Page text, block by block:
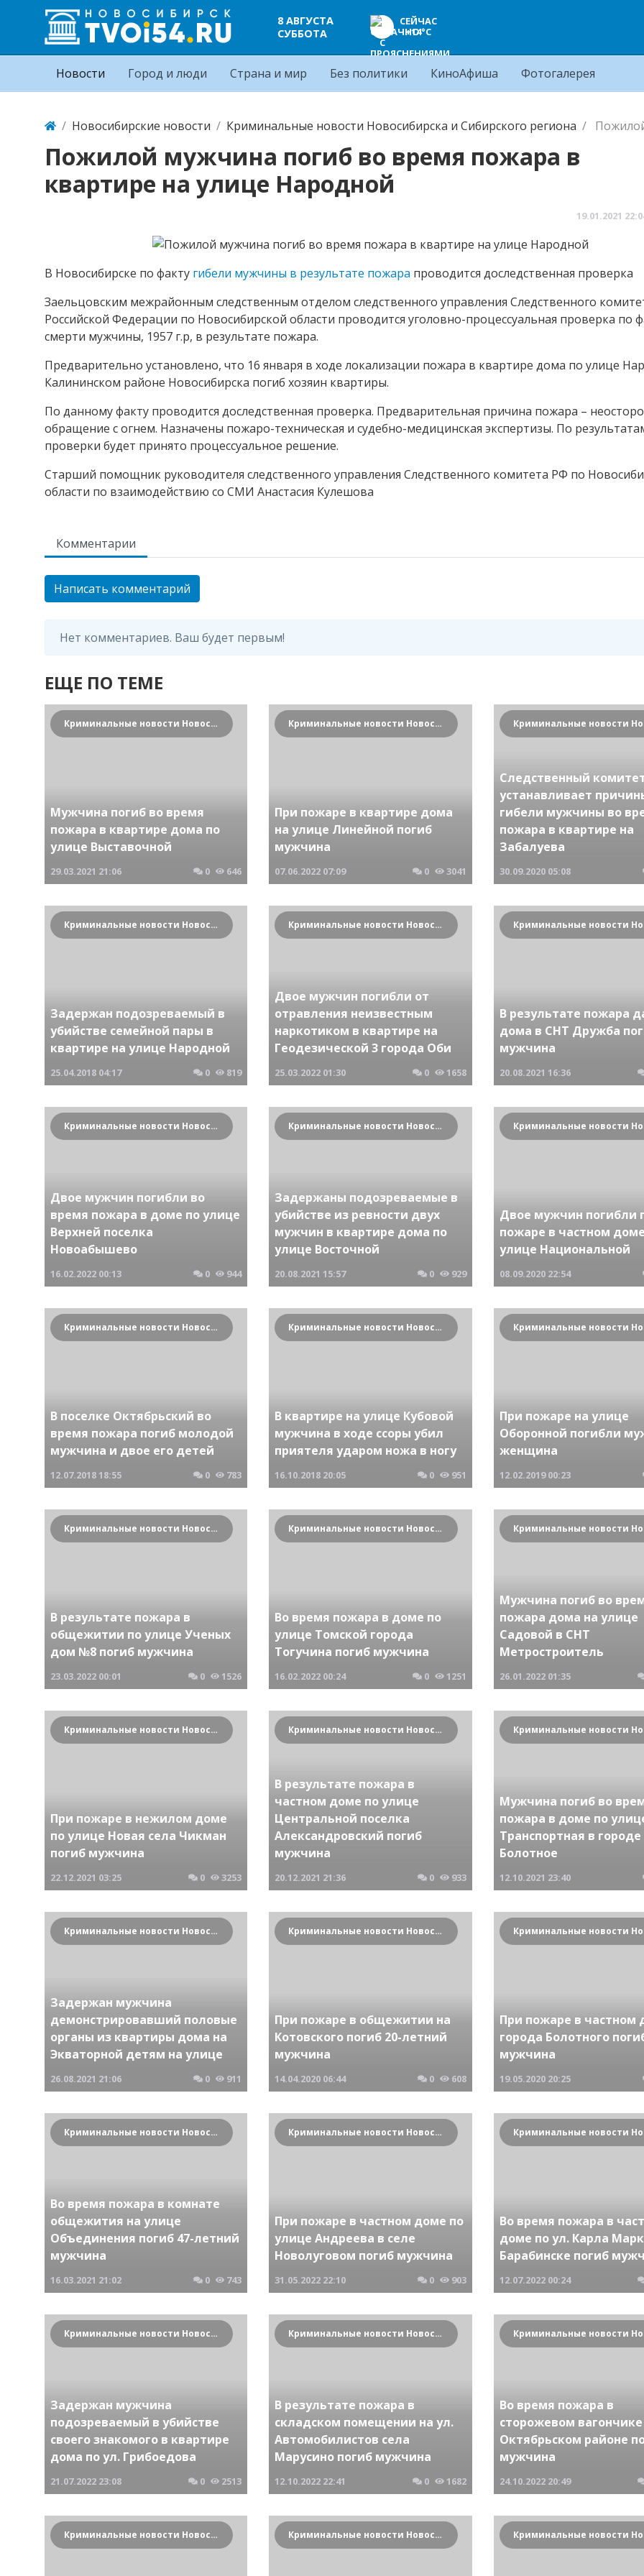
8 АВГУСТА
СУББОТА
СЕЙЧАС
+14°C
Новости Город и люди Страна и мир Без политики КиноАфиша Фотогалерея
Новосибирские новости Криминальные новости Новосибирска и Сибирского региона
Пожилой мужчина погиб во время пожара в
квартире на улице Народной
19.01.2021
В Новосибирске по факту гибели мужчины в результате пожара проводится доследственная проверка
Заельцовским межрайонным следственным отделом следственного управления Следственного
Российской Федерации по Новосибирской области проводится уголовно-процессуальная проверка по
смерти мужчины, 1957 г.р, в результате пожара.
Предварительно установлено, что 16 января в ходе локализации пожара в квартире дома по улице
Калининском районе Новосибирска погиб хозяин квартиры.
По данному факту проводится доследственная проверка. Предварительная причина пожара –
обращение с огнем. Назначены пожаро-техническая и судебно-медицинская экспертизы. По
проверки будет принято процессуальное решение.
Старший помощник руководителя следственного управления Следственного комитета РФ по
области по взаимодействию со СМИ Анастасия Кулешова
Комментарии
Написать комментарий
Нет комментариев. Ваш будет первым!
ЕЩЕ ПО ТЕМЕ
Криминальные новости Новосибирска и Сибирского региона
Мужчина погиб во время
пожара в квартире дома по
улице Выставочной
29.03.2021 21:06 0 646
Криминальные новости Новосибирска и Сибирского региона
При пожаре в квартире дома
на улице Линейной погиб
мужчина
07.06.2022 07:09 0 3041
Следственный
устанавливает
гибели мужчины во
пожара в квартире на
Забалуева
30.09.2020 05:08
Криминальные новости Новосибирска и Сибирского региона
Задержан подозреваемый в
убийстве семейной пары в
квартире на улице Народной
25.04.2018 04:17 0 819
Криминальные новости Новосибирска и Сибирского региона
Двое мужчин погибли от
отравления неизвестным
наркотиком в квартире на
Геодезической 3 города Оби
25.03.2022 01:30 0 1658
В результате пожара
дома в СНТ Дружба
мужчина
20.08.2021 16:36
Криминальные новости Новосибирска и Сибирского региона
Двое мужчин погибли во
время пожара в доме по улице
Верхней поселка
Новоабышево
16.02.2022 00:13 0 944
Криминальные новости Новосибирска и Сибирского региона
Задержаны подозреваемые в
убийстве из ревности двух
мужчин в квартире дома по
улице Восточной
20.08.2021 15:57 0 929
Двое мужчин погибли
пожаре в частном
улице Национальной
08.09.2020 22:54
Криминальные новости Новосибирска и Сибирского региона
В поселке Октябрьский во
время пожара погиб молодой
мужчина и двое его детей
12.07.201818:55 0 783
Криминальные новости Новосибирска и Сибирского региона
В квартире на улице Кубовой
мужчина в ходе ссоры убил
приятеля ударом ножа в ногу
16.10.2018 20:05 0 951
При пожаре на улице
Оборонной погибли
женщина
12.02.2019 00:23
Криминальные новости Новосибирска и Сибирского региона
В результате пожара в
общежитии по улице Ученых
дом №8 погиб мужчина
23.03.2022 00:01 0 1526
Криминальные новости Новосибирска и Сибирского региона
Во время пожара в доме по
улице Томской города
Тогучина погиб мужчина
16.02.2022 00:24 0 1251
Мужчина погиб во
пожара дома на улице
Садовой в СНТ
Метростроитель
26.01.2022 01:35
Криминальные новости Новосибирска и Сибирского региона
При пожаре в нежилом доме
по улице Новая села Чикман
погиб мужчина
22.12.2021 03:25 0 3253
Криминальные новости Новосибирска и Сибирского региона
В результате пожара в
частном доме по улице
Центральной поселка
Александровский погиб
мужчина
20.12.2021 21:36 0 933
Мужчина погиб во
пожара в доме по
Транспортная в городе
Болотное
12.10.2021 23:40
Криминальные новости Новосибирска и Сибирского региона
Задержан мужчина
демонстрировавший половые
органы из квартиры дома на
Экваторной детям на улице
26.08.2021 21:06 0 911
Криминальные новости Новосибирска и Сибирского региона
При пожаре в общежитии на
Котовского погиб 20-летний
мужчина
14.04.2020 06:44 0 608
При пожаре в частном
города Болотного
мужчина
19.05.2020 20:25
Криминальные новости Новосибирска и Сибирского региона
Во время пожара в комнате
общежития на улице
Объединения погиб 47-летний
мужчина
16.03.2021 21:02 0 743
Криминальные новости Новосибирска и Сибирского региона
При пожаре в частном доме по
улице Андреева в селе
Новолуговом погиб мужчина
31.05.2022 22:10 0 903
Во время пожара в
доме по ул. Карла
Барабинске погиб
12.07.2022 00:24
Криминальные новости Новосибирска и Сибирского региона
Задержан мужчина
подозреваемый в убийстве
своего знакомого в квартире
дома по ул. Грибоедова
21.07.2022 23:08 0 2513
Криминальные новости Новосибирска и Сибирского региона
В результате пожара в
складском помещении на ул.
Автомобилистов села
Марусино погиб мужчина
12.10.2022 22:41 0 1682
Во время пожара в
сторожевом вагончике
Октябрьском районе
мужчина
24.10.2022 20:49
Криминальные новости Новосибирска и Сибирского региона Криминальные новости Новосибирска и Сибирского региона